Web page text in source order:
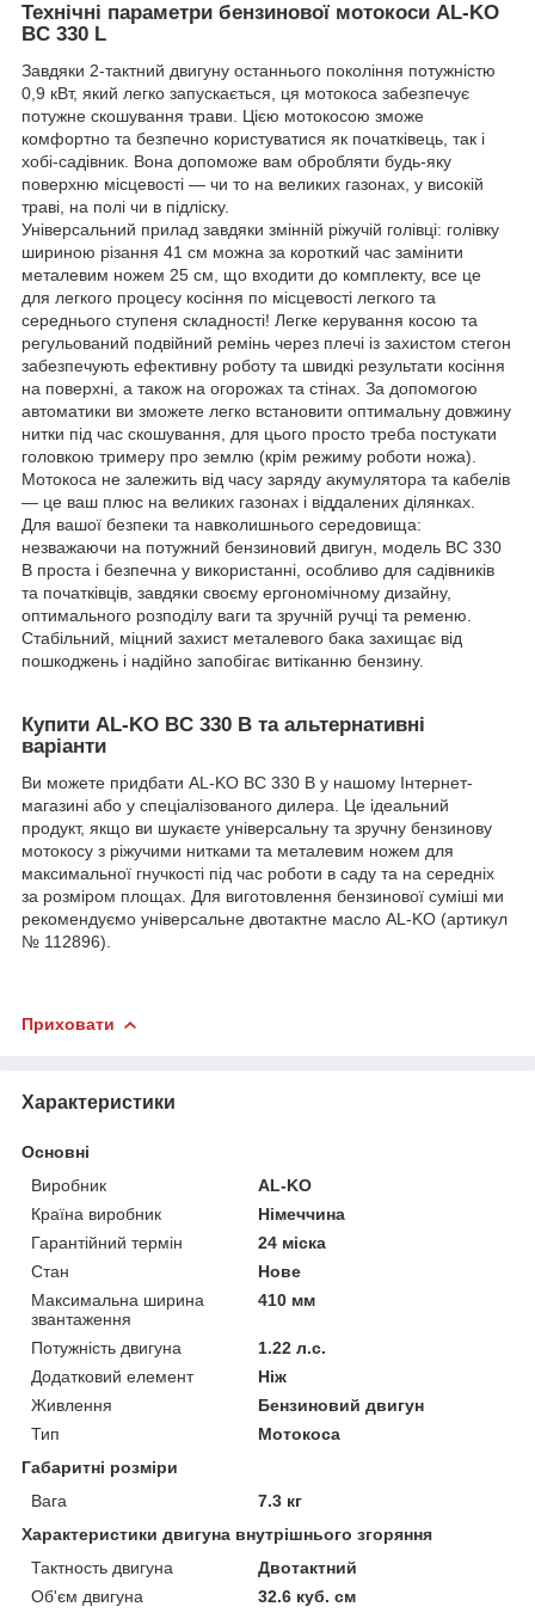
Технічні параметри бензинової мотокоси AL-KO
BC 330 L
Завдяки 2-тактний двигуну останнього покоління потужністю
0,9 кВт, який легко запускається, ця мотокоса забезпечує
потужне скошування трави. Цією мотокосою зможе
комфортно та безпечно користуватися як початківець, так і
хобі-садівник. Вона допоможе вам обробляти будь-яку
поверхню місцевості — чи то на великих газонах, у високій
траві, на полі чи в підліску.
Універсальний прилад завдяки змінній ріжучій голівці: голівку
шириною різання 41 см можна за короткий час замінити
металевим ножем 25 см, що входити до комплекту, все це
для легкого процесу косіння по місцевості легкого та
середнього ступеня складності! Легке керування косою та
регульований подвійний ремінь через плечі із захистом стегон
забезпечують ефективну роботу та швидкі результати косіння
на поверхні, а також на огорожах та стінах. За допомогою
автоматики ви зможете легко встановити оптимальну довжину
нитки під час скошування, для цього просто треба постукати
головкою тримеру про землю (крім режиму роботи ножа).
Мотокоса не залежить від часу заряду акумулятора та кабелів
— це ваш плюс на великих газонах і віддалених ділянках.
Для вашої безпеки та навколишнього середовища:
незважаючи на потужний бензиновий двигун, модель BC 330
B проста і безпечна у використанні, особливо для садівників
та початківців, завдяки своєму ергономічному дизайну,
оптимального розподілу ваги та зручній ручці та ременю.
Стабільний, міцний захист металевого бака захищає від
пошкоджень і надійно запобігає витіканню бензину.
Купити AL-KO BC 330 B та альтернативні
варіанти
Ви можете придбати AL-KO BC 330 B у нашому Інтернет-
магазині або у спеціалізованого дилера. Це ідеальний
продукт, якщо ви шукаєте універсальну та зручну бензинову
мотокосу з ріжучими нитками та металевим ножем для
максимальної гнучкості під час роботи в саду та на середніх
за розміром площах. Для виготовлення бензинової суміші ми
рекомендуємо універсальне двотактне масло AL-KO (артикул
№ 112896).
Приховати
Характеристики
Основні
Виробник
AL-KO
Країна виробник
Німеччина
Гарантійний термін
24 міска
Стан
Нове
Максимальна ширина
звантаження
410 мм
Потужність двигуна
1.22 л.с.
Додатковий елемент
Ніж
Живлення
Бензиновий двигун
Тип
Мотокоса
Габаритні розміри
Вага
7.3 кг
Характеристики двигуна внутрішнього згоряння
Тактность двигуна
Двотактний
Об'єм двигуна
32.6 куб. см